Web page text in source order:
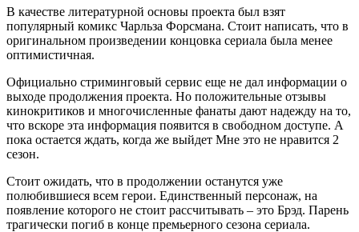
В качестве литературной основы проекта был взят
популярный комикс Чарльза Форсмана. Стоит написать, что в
оригинальном произведении концовка сериала была менее
оптимистичная.
Официально стриминговый сервис еще не дал информации о
выходе продолжения проекта. Но положительные отзывы
кинокритиков и многочисленные фанаты дают надежду на то,
что вскоре эта информация появится в свободном доступе. А
пока остается ждать, когда же выйдет Мне это не нравится 2
сезон.
Стоит ожидать, что в продолжении останутся уже
полюбившиеся всем герои. Единственный персонаж, на
появление которого не стоит рассчитывать – это Брэд. Парень
трагически погиб в конце премьерного сезона сериала.